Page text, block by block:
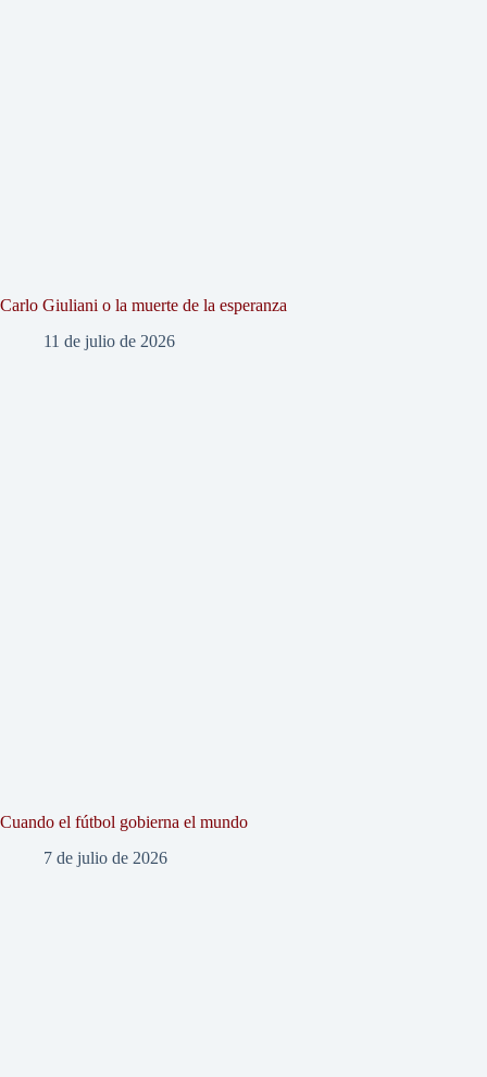
Carlo Giuliani o la muerte de la esperanza
11 de julio de 2026
Cuando el fútbol gobierna el mundo
7 de julio de 2026